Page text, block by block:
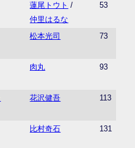
蓮尾トウト /
仲里はるな
53
松本光司 73
肉丸 93
花沢健吾 113
比村奇石 131